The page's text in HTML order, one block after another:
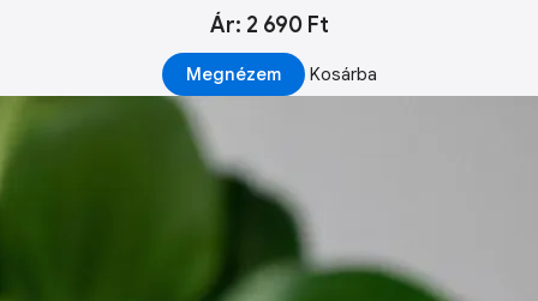
Ár: 2 690 Ft
Megnézem Kosárba